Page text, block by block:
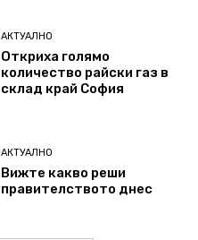
АКТУАЛНО
Откриха голямо
количество райски газ в
склад край София
АКТУАЛНО
Вижте какво реши
правителството днес